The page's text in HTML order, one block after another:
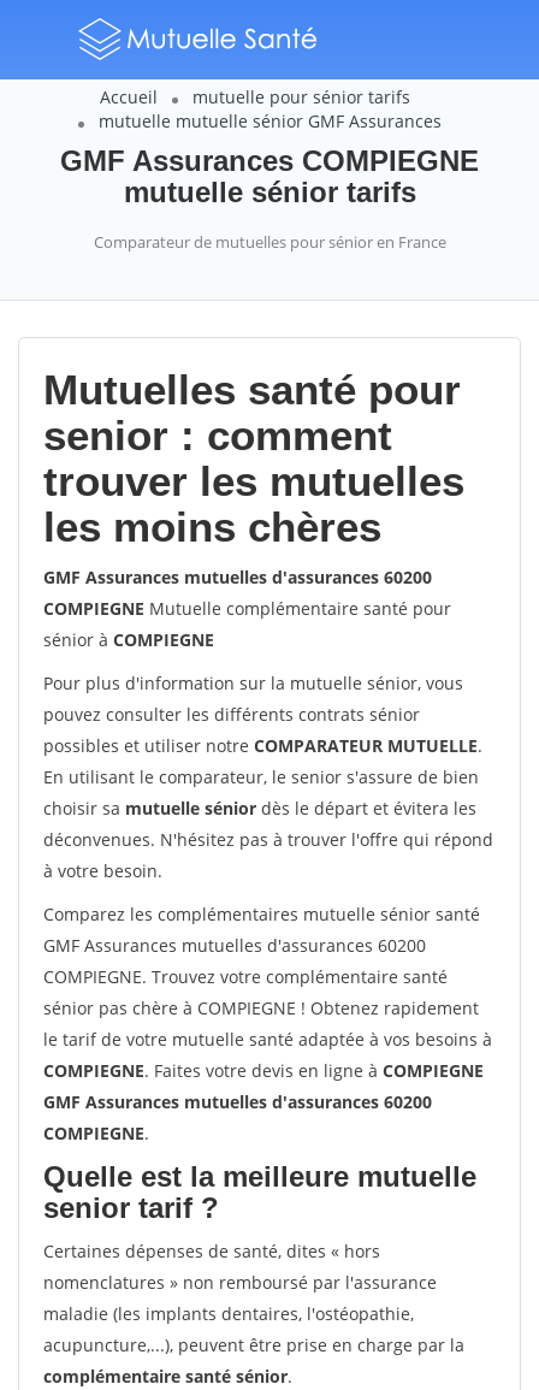
Accueil
mutuelle pour sénior tarifs
mutuelle mutuelle sénior GMF Assurances
GMF Assurances COMPIEGNE
mutuelle sénior tarifs
Comparateur de mutuelles pour sénior en France
Mutuelles santé pour
senior : comment
trouver les mutuelles
les moins chères
GMF Assurances mutuelles d'assurances 60200
COMPIEGNE Mutuelle complémentaire santé pour
sénior à COMPIEGNE
Pour plus d'information sur la mutuelle sénior, vous
pouvez consulter les différents contrats sénior
possibles et utiliser notre COMPARATEUR MUTUELLE.
En utilisant le comparateur, le senior s'assure de bien
choisir sa mutuelle sénior dès le départ et évitera les
déconvenues. N'hésitez pas à trouver l'offre qui répond
à votre besoin.
Comparez les complémentaires mutuelle sénior santé
GMF Assurances mutuelles d'assurances 60200
COMPIEGNE. Trouvez votre complémentaire santé
sénior pas chère à COMPIEGNE ! Obtenez rapidement
le tarif de votre mutuelle santé adaptée à vos besoins à
COMPIEGNE. Faites votre devis en ligne à COMPIEGNE
GMF Assurances mutuelles d'assurances 60200
COMPIEGNE.
Quelle est la meilleure mutuelle
senior tarif ?
Certaines dépenses de santé, dites « hors
nomenclatures » non remboursé par l'assurance
maladie (les implants dentaires, l'ostéopathie,
acupuncture,...), peuvent être prise en charge par la
complémentaire santé sénior.